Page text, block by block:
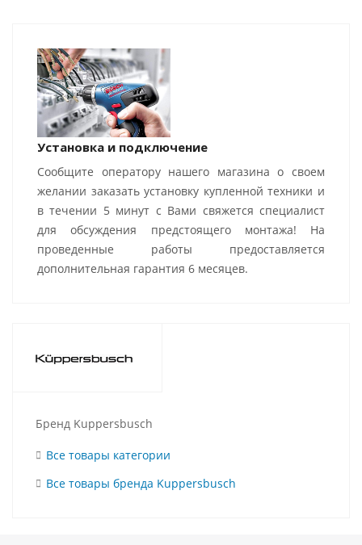
Установка и подключение
Сообщите оператору нашего магазина о своем
желании заказать установку купленной техники и
в течении 5 минут с Вами свяжется специалист
для обсуждения предстоящего монтажа! На
проведенные работы предоставляется
дополнительная гарантия 6 месяцев.
Бренд Kuppersbusch
Все товары категории
Все товары бренда Kuppersbusch